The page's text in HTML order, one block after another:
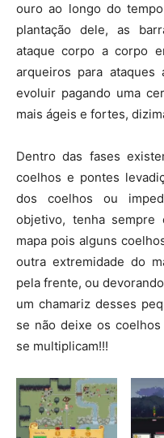
ouro ao longo do
plantação dele, as
ataque corpo a corpo
arqueiros para
evoluir pagando uma
mais ágeis e fortes,
Dentro das fases
coelhos e pontes
dos coelhos ou
objetivo, tenha
mapa pois alguns
outra extremidade do
pela frente, ou
um chamariz desses
se não deixe os
se multiplicam!!!